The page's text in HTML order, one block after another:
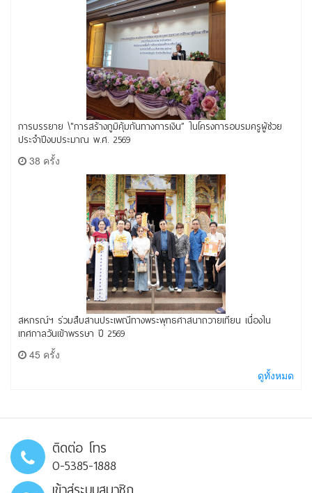
การบรรยาย \"การสร้างภูมิคุ้มกันทางการเงิน” ในโครงการอบรมครูผู้ช่วย
ประจำปีงบประมาณ พ.ศ. 2569
38 ครั้ง
สหกรณ์ฯ ร่วมสืบสานประเพณีทางพระพุทธศาสนาถวายเทียน เนื่องใน
เทศกาลวันเข้าพรรษา ปี 2569
45 ครั้ง
ดูทั้งหมด
ติดต่อ โทร
0-5385-1888